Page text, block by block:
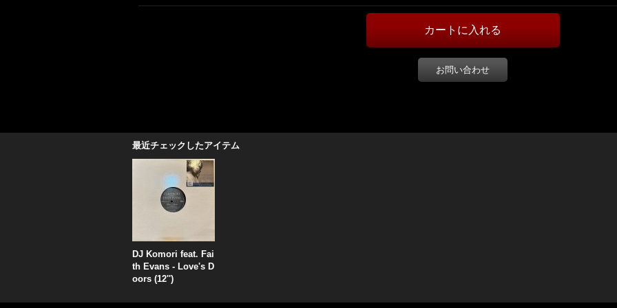
お問い合わせ
最近チェックしたアイテム
DJ Komori feat. Fai
th Evans - Love's D
oors (12'')